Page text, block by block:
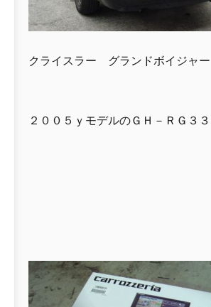
クライスラー グランドボイジャー
２００５ｙモデルのＧＨ－ＲＧ３